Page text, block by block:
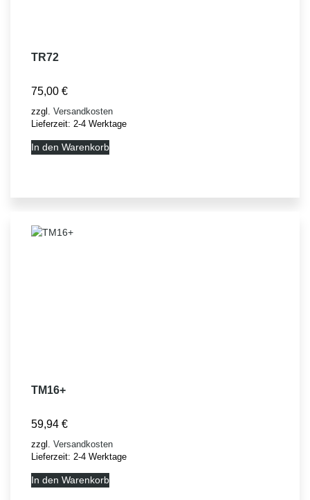
TR72
75,00 €
zzgl. Versandkosten
Lieferzeit: 2-4 Werktage
In den Warenkorb
TM16+
59,94 €
zzgl. Versandkosten
Lieferzeit: 2-4 Werktage
In den Warenkorb